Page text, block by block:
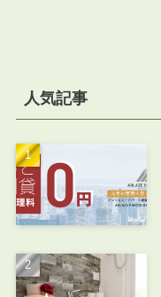
人気記事